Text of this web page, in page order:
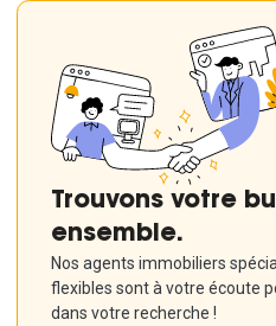
Trouvons votre
ensemble.
Nos agents immobiliers
flexibles sont à votre écoute
dans votre recherche !